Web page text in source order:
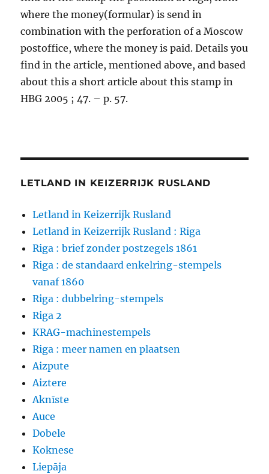
where the money(formular) is send in
combination with the perforation of a Moscow
postoffice, where the money is paid. Details you
find in the article, mentioned above, and based
about this a short article about this stamp in
HBG 2005 ; 47. – p. 57.
LETLAND IN KEIZERRIJK RUSLAND
Letland in Keizerrijk Rusland
Letland in Keizerrijk Rusland : Riga
Riga : brief zonder postzegels 1861
Riga : de standaard enkelring-stempels
vanaf 1860
Riga : dubbelring-stempels
Riga 2
KRAG-machinestempels
Riga : meer namen en plaatsen
Aizpute
Aiztere
Aknīste
Auce
Dobele
Koknese
Liepāja